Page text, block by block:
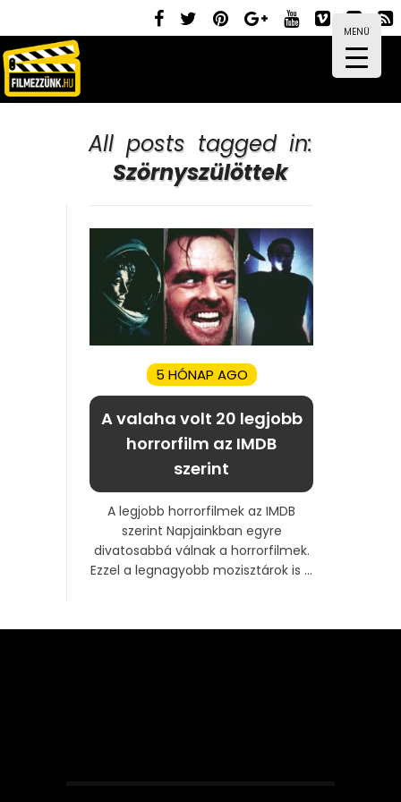
MENÜ
All posts tagged in:
Szörnyszülöttek
5 HÓNAP AGO
A valaha volt 20 legjobb
horrorfilm az IMDB
szerint
A legjobb horrorfilmek az IMDB
szerint Napjainkban egyre
divatosabbá válnak a horrorfilmek.
Ezzel a legnagyobb mozisztárok is ...